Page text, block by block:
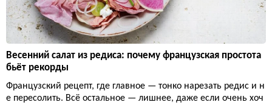
Весенний салат из редиса: почему французская простота
бьёт рекорды
Французский рецепт, где главное — тонко нарезать редис и н
е пересолить. Всё остальное — лишнее, даже если очень хоч